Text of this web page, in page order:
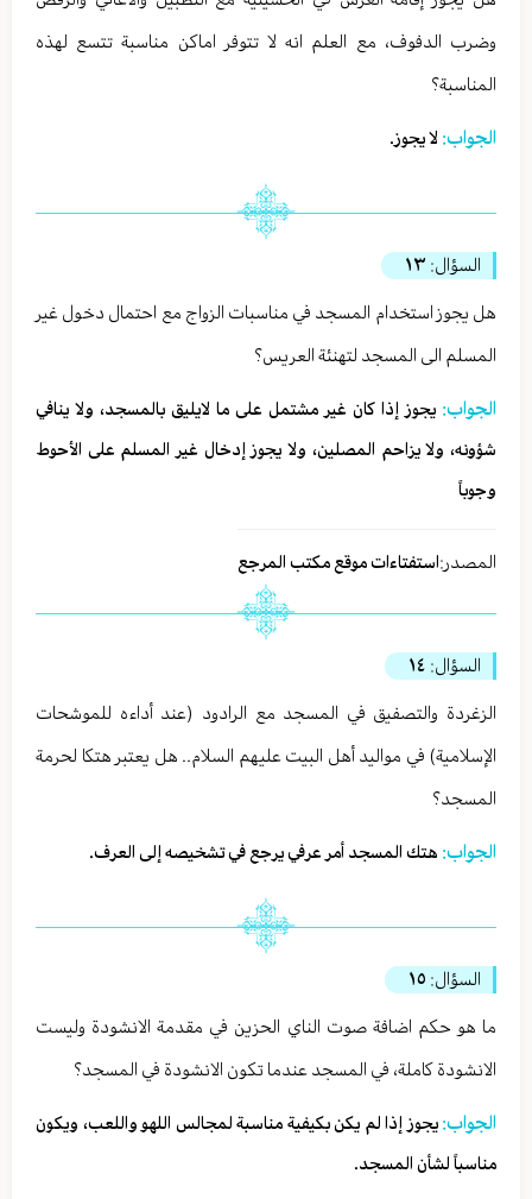
وضرب الدفوف، مع العلم انه لا تتوفر اماكن مناسبة تتسع لهذه
المناسبة؟
الجواب: لا يجوز.
السؤال: ١٣
هل يجوز استخدام المسجد في مناسبات الزواج مع احتمال دخول غير
المسلم الى المسجد لتهنئة العريس؟
الجواب: يجوز إذا كان غير مشتمل على ما لايليق بالمسجد، ولا ينافي
شؤونه، ولا يزاحم المصلين، ولا يجوز إدخال غير المسلم على الأحوط
وجوباً
المصدر:استفتاءات موقع مكتب المرجع
السؤال: ١٤
الزغردة والتصفيق في المسجد مع الرادود (عند أداءه للموشحات
الإسلامية) في مواليد أهل البيت عليهم السلام.. هل يعتبر هتكا لحرمة
المسجد؟
الجواب: هتك المسجد أمر عرفي يرجع في تشخيصه إلى العرف.
السؤال: ١٥
ما هو حكم اضافة صوت الناي الحزين في مقدمة الانشودة وليست
الانشودة كاملة، في المسجد عندما تكون الانشودة في المسجد؟
الجواب:يجوز إذا لم يكن بكيفية مناسبة لمجالس اللهو واللعب، ويكون
مناسباً لشأن المسجد.